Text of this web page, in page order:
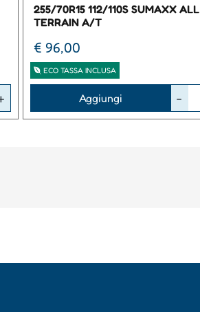
255/70R15 112/110S SUMAXX ALL
TERRAIN A/T
€ 96,00
ECO TASSA INCLUSA
Aggiungi